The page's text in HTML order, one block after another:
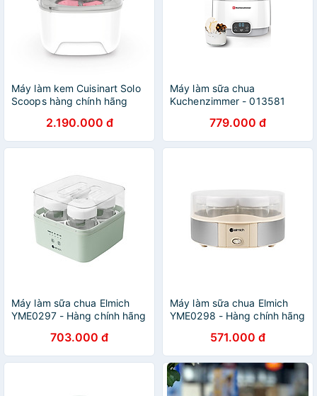
Máy làm kem Cuisinart Solo
Scoops hàng chính hãng
2.190.000 đ
Máy làm sữa chua
Kuchenzimmer - 013581
779.000 đ
Máy làm sữa chua Elmich
YME0297 - Hàng chính hãng
703.000 đ
Máy làm sữa chua Elmich
YME0298 - Hàng chính hãng
571.000 đ